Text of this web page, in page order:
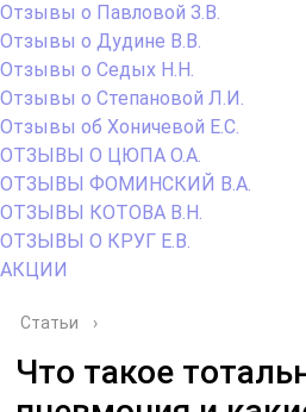
Отзывы о Павловой З.В.
Отзывы о Дудине В.В.
Отзывы о Седых Н.Н.
Отзывы о Степановой Л.И.
Отзывы об Хоничевой Е.С.
ОТЗЫВЫ О ЦЮПА О.А.
ОТЗЫВЫ ФОМИНСКИЙ В.А.
ОТЗЫВЫ КОТОВА В.Н.
ОТЗЫВЫ О КРУГ Е.В.
АКЦИИ
Статьи ›
Что такое